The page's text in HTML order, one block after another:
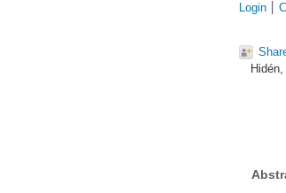
Login